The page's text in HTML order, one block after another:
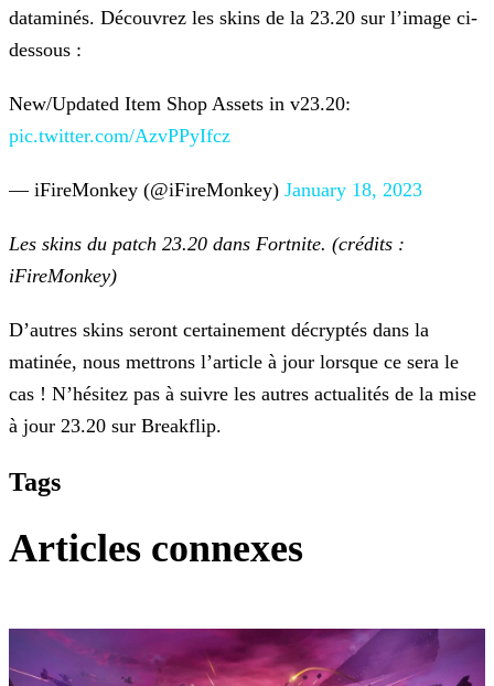
dataminés. Découvrez les skins de la 23.20 sur l’image ci-
dessous :
New/Updated Item Shop Assets in v23.20:
pic.twitter.com/AzvPPyIfcz
— iFireMonkey (@iFireMonkey) January 18, 2023
Les skins du patch 23.20 dans Fortnite. (crédits :
iFireMonkey)
D’autres skins seront certainement décryptés dans la
matinée, nous mettrons l’article à jour lorsque ce sera le
cas ! N’hésitez pas à suivre les autres actualités de la mise
à jour 23.20 sur Breakflip.
Tags
Articles connexes